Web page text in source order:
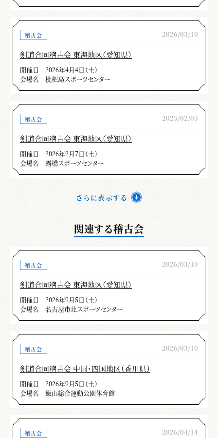
稽古会 2026/03/10
剣道合同稽古会 東海地区（愛知県）
開催日
2026年4月4日（土）
会場名
枇杷島スポーツセンター
稽古会 2025/02/03
剣道合同稽古会 東海地区（愛知県）
開催日
2026年2月7日（土）
会場名
露橋スポーツセンター
さらに表示する
関連する稽古会
稽古会 2026/03/10
剣道合同稽古会 東海地区（愛知県）
開催日
2026年9月5日（土）
会場名
名古屋市北スポーツセンター
稽古会 2026/03/10
剣道合同稽古会 中国・四国地区（香川県）
開催日
2026年9月5日（土）
会場名
飯山総合運動公園体育館
稽古会 2026/04/14